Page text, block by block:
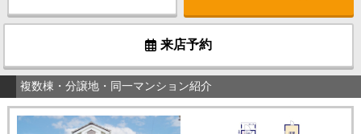
来店予約
複数棟・分譲地・同一マンション紹介